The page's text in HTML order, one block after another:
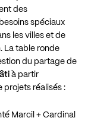
des
spéciaux
les villes et de
La table ronde
du partage de
à partir
projets réalisés :
Marcil + Cardinal